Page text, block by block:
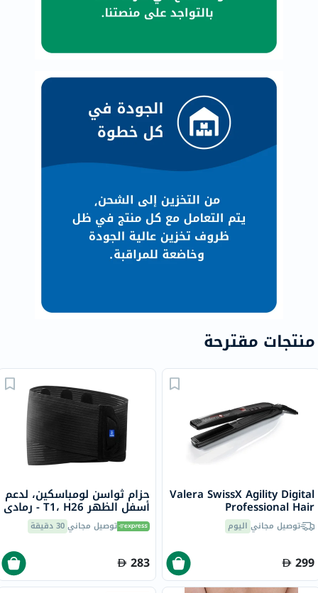
منتجات مقترحة
Valera SwissX Agility Digital
Professional Hair
Straightener
توصيل مجاني اليوم
299
حزام ثواسن لومباسكين، لدعم
أسفل الظهر T1، H26 - رمادي
توصيل مجاني30 دقيقة
283